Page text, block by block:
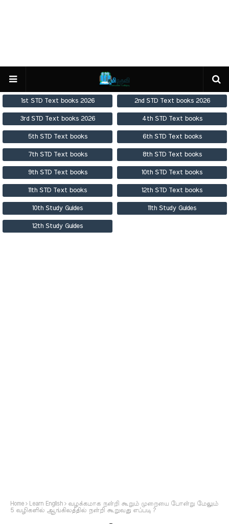
1st STD Text books 2026 2nd STD Text books 2026
3rd STD Text books 2026 4th STD Text books
5th STD Text books 6th STD Text books
7th STD Text books 8th STD Text books
9th STD Text books 10th STD Text books
11th STD Text books 12th STD Text books
10th Study Guides 11th Study Guides
12th Study Guides
Home Learn English
வழக்கமாக நன்றி கூறும் முறையை போன்று மேலும்
5 வழிகளில் ஆங்கிலத்தில் நன்றி கூறுவது எப்படி ?